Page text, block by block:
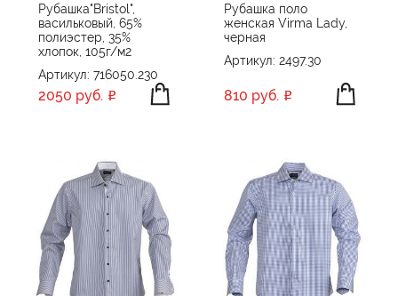
Рубашка"Bristol",
васильковый, 65%
полиэстер, 35%
хлопок, 105г/м2
Артикул: 716050.230
2050 руб.
Рубашка поло
женская Virma Lady,
черная
Артикул: 2497.30
810 руб.